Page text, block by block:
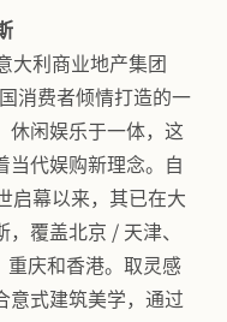
大利商业地产集团
消费者倾情打造的一
休闲娱乐于一体，这
当代娱购新理念。自
启幕以来，其已在大
覆盖北京 / 天津、
重庆和香港。取灵感
意式建筑美学，通过